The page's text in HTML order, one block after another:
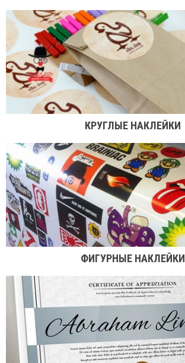
КРУГЛЫЕ НАКЛЕЙКИ
ФИГУРНЫЕ НАКЛЕЙКИ